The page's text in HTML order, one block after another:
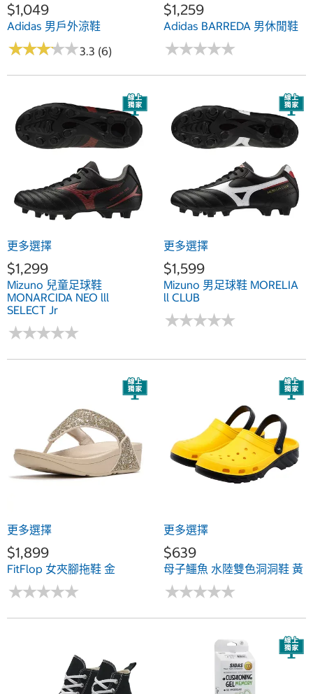
$1,049
Adidas 男戶外涼鞋
★★★★★
★★★★★3.3 (6)
$1,259
Adidas BARREDA 男休閒鞋
★★★★★
★★★★★
更多選擇
$1,299
Mizuno 兒童足球鞋
MONARCIDA NEO lll
SELECT Jr
★★★★★
★★★★★
更多選擇
$1,599
Mizuno 男足球鞋 MORELIA
ll CLUB
★★★★★
★★★★★
更多選擇
$1,899
FitFlop 女夾腳拖鞋 金
★★★★★
★★★★★
更多選擇
$639
母子鱷魚 水陸雙色洞洞鞋 黃
★★★★★
★★★★★